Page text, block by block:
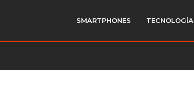
SMARTPHONES TECNOLOGÍA